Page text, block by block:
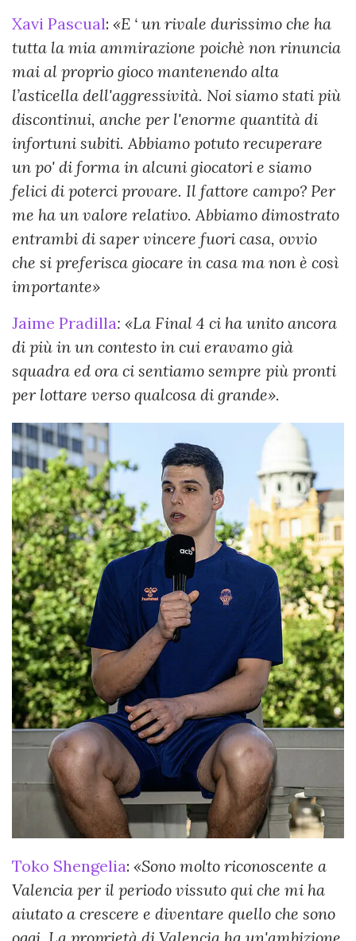
Xavi Pascual: «E ‘ un rivale durissimo che ha
tutta la mia ammirazione poichè non rinuncia
mai al proprio gioco mantenendo alta
l’asticella dell'aggressività. Noi siamo stati più
discontinui, anche per l'enorme quantità di
infortuni subiti. Abbiamo potuto recuperare
un po' di forma in alcuni giocatori e siamo
felici di poterci provare. Il fattore campo? Per
me ha un valore relativo. Abbiamo dimostrato
entrambi di saper vincere fuori casa, ovvio
che si preferisca giocare in casa ma non è così
importante»
Jaime Pradilla: «La Final 4 ci ha unito ancora
di più in un contesto in cui eravamo già
squadra ed ora ci sentiamo sempre più pronti
per lottare verso qualcosa di grande».
Toko Shengelia: «Sono molto riconoscente a
Valencia per il periodo vissuto qui che mi ha
aiutato a crescere e diventare quello che sono